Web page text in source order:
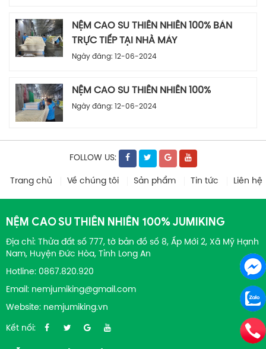
NỆM CAO SU THIÊN NHIÊN 100% BÁN
TRỰC TIẾP TẠI NHÀ MÁY
Ngày đăng: 12-06-2024
NỆM CAO SU THIÊN NHIÊN 100%
Ngày đăng: 12-06-2024
FOLLOW US:
Trang chủ Về chúng tôi Sản phẩm Tin tức Liên hệ
NỆM CAO SU THIÊN NHIÊN 100% JUMIKING
Địa chỉ: Thửa đất số 777, tờ bản đồ số 8, Ấp Mới 2, Xã Mỹ Hạnh
Nam, Huyện Đức Hòa, Tỉnh Long An
Hotline: 0867.820.920
Email: nemjumiking@gmail.com
Website: nemjumiking.vn
Kết nối: